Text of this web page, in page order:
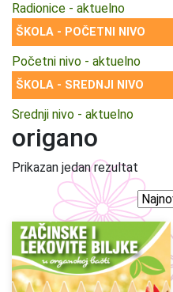
Radionice - aktuelno
ŠKOLA - POČETNI NIVO
Početni nivo - aktuelno
ŠKOLA - SREDNJI NIVO
Srednji nivo - aktuelno
origano
Prikazan jedan rezultat